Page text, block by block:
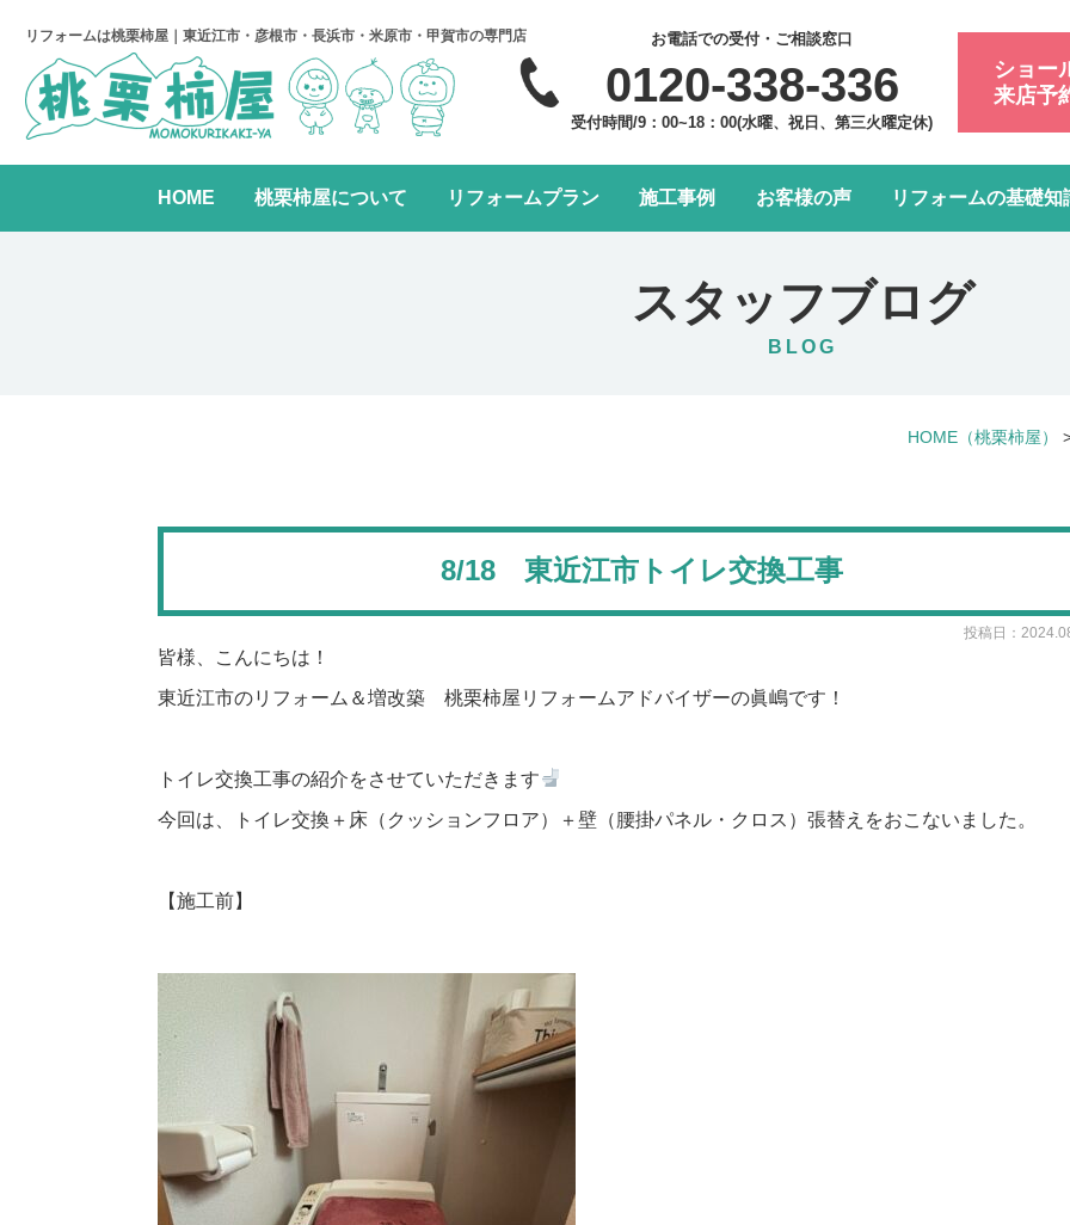
リフォームは桃栗柿屋｜東近江市・彦根市・長浜市・米原市・甲賀市の専門店 お電話での受付・ご相談窓口
0120-338-336
受付時間/9：00~18：00(水曜、祝日、第三火曜定休)
ショー
来店予
HOME 桃栗柿屋について リフォームプラン
水まわり4点パック LDK改装リフォーム
施工事例 お客様の声 リフォームの基礎知
スタッフブログ
BLOG
HOME （桃栗柿屋）
8/18 東近江市トイレ交換工事
投稿日：
皆様、こんにちは！
東近江市のリフォーム＆増改築 桃栗柿屋リフォームアドバイザーの眞嶋です！
トイレ交換工事の紹介をさせていただきます
今回は、トイレ交換＋床（クッションフロア）＋壁（腰掛パネル・クロス）張替えをおこないました。
【施工前】